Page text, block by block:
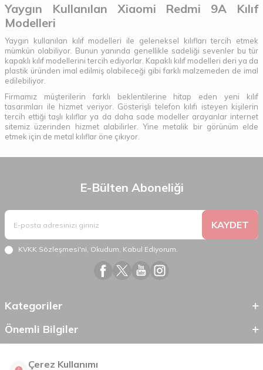
Yaygın Kullanılan Xiaomi Redmi 9A Kılıf
Modelleri
Yaygın kullanılan kılıf modelleri ile geleneksel kılıfları tercih etmek
mümkün olabiliyor. Bunun yanında genellikle sadeliği sevenler bu tür
kapaklı kılıf modellerini tercih ediyorlar. Kapaklı kılıf modelleri deri ya da
plastik üründen imal edilmiş olabileceği gibi farklı malzemeden de imal
edilebiliyor.
Firmamız müşterilerin farklı beklentilerine hitap eden yeni kılıf
tasarımları ile hizmet veriyor. Gösterişli telefon kılıfı isteyen kişilerin
tercih ettiği taşlı kılıflar ya da daha sade modeller arayanlar internet
sitemiz üzerinden hizmet alabilirler. Yine metalik bir görünüm elde
etmek için de metal kılıflar öne çıkıyor.
E-Bülten Aboneliği
KAYDET
KVKK Sözleşmesi'ni, Okudum, Kabul Ediyorum.
Kategoriler
Önemli Bilgiler
Çerez Kullanımı